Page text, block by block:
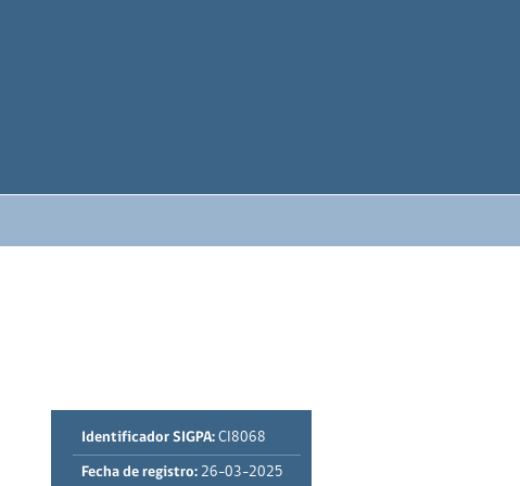
Identificador SIGPA: CI8068
Fecha de registro: 26-03-2025